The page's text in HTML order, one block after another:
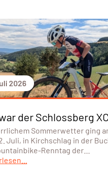
2026
der Schlossberg
Sommerwetter ging
Juli, in Kirchschlag in der
Renntag der…